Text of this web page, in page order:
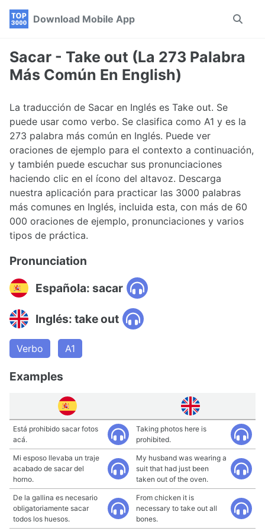
Skip
navigation
Skip
Skip
Download Mobile App
Toggle
Sacar - Take out (La 273 Palabra
Más Común En English)
La traducción de Sacar en Inglés es Take out. Se
puede usar como verbo. Se clasifica como A1 y es la
273 palabra más común en Inglés. Puede ver
oraciones de ejemplo para el contexto a continuación,
y también puede escuchar sus pronunciaciones
haciendo clic en el ícono del altavoz. Descarga
nuestra aplicación para practicar las 3000 palabras
más comunes en Inglés, incluida esta, con más de 60
000 oraciones de ejemplo, pronunciaciones y varios
tipos de práctica.
Pronunciation
Española: sacar
Inglés: take out
Verbo A1
Examples
Está prohibido sacar fotos
acá.
Taking photos here is
prohibited.
Mi esposo llevaba un traje
acabado de sacar del
horno.
My husband was wearing a
suit that had just been
taken out of the oven.
De la gallina es necesario
obligatoriamente sacar
todos los huesos.
From chicken it is
necessary to take out all
bones.